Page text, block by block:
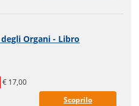
degli Organi - Libro
€ 17,00
Scoprilo